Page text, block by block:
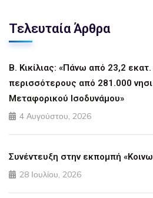
Τελευταία Άρθρα
Β. Κικίλιας: «Πάνω από 23,2
περισσότερους από 281.000
Μεταφορικού Ισοδυνάμου»
4 Αυγούστου, 2026
Συνέντευξη στην εκπομπή
28 Ιουλίου, 2026